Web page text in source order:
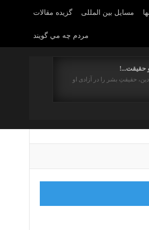
گزیده مقالات مسایل بین المللی
مردم چه مي گويند
حقیقت...!
حقیقتِ بشر را در آزادی او